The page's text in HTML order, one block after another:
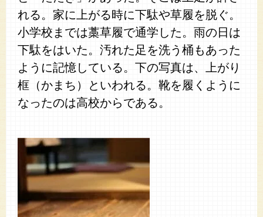
れる。家に上がる時に下駄や草履を脱ぐ。
小学校までは藁草履で通学した。雨の日は
下駄をはいた。汚れた足を洗う桶もあった
ように記憶している。下の写真は、上がり
框（かまち）といわれる。靴を履くように
なったのは高校からである。